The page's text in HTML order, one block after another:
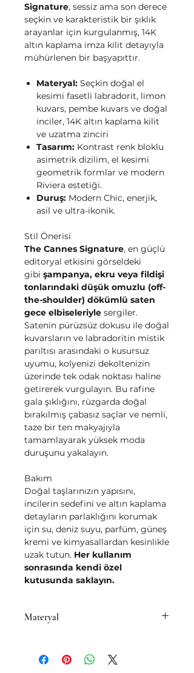
Signature, sessiz ama son derece
seçkin ve karakteristik bir şıklık
arayanlar için kurgulanmış, 14K
altın kaplama imza kilit detayıyla
mühürlenen bir başyapıttır.
Materyal: Seçkin doğal el
kesimi fasetli labradorit, limon
kuvars, pembe kuvars ve doğal
inciler, 14K altın kaplama kilit
ve uzatma zinciri
Tasarım: Kontrast renk bloklu
asimetrik dizilim, el kesimi
geometrik formlar ve modern
Riviera estetiği.
Duruş: Modern Chic, enerjik,
asil ve ultra-ikonik.
Stil Önerisi
The Cannes Signature, en güçlü
editoryal etkisini görseldeki
gibi şampanya, ekru veya fildişi
tonlarındaki düşük omuzlu (off-
the-shoulder) dökümlü saten
gece elbiseleriyle sergiler.
Satenin pürüzsüz dokusu ile doğal
kuvarsların ve labradoritin mistik
parıltısı arasındaki o kusursuz
uyumu, kolyenizi dekoltenizin
üzerinde tek odak noktası haline
getirerek vurgulayın. Bu rafine
gala şıklığını, rüzgarda doğal
bırakılmış çabasız saçlar ve nemli,
taze bir ten makyajıyla
tamamlayarak yüksek moda
duruşunu yakalayın.
Bakım
Doğal taşlarınızın yapısını,
incilerin sedefini ve altın kaplama
detayların parlaklığını korumak
için su, deniz suyu, parfüm, güneş
kremi ve kimyasallardan kesinlikle
uzak tutun. Her kullanım
sonrasında kendi özel
kutusunda saklayın.
Materyal
kaplama